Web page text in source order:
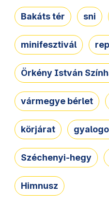
Bakáts tér sni
minifesztivál
Örkény István
vármegye bérlet
körjárat
Széchenyi-hegy
Himnusz